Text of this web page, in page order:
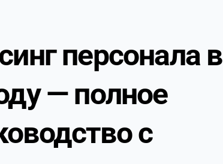
персонала в
— полное
с